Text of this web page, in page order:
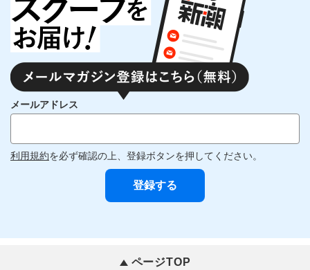
メールアドレス
利用規約を必ず確認の上、登録ボタンを押してください。
ページTOP